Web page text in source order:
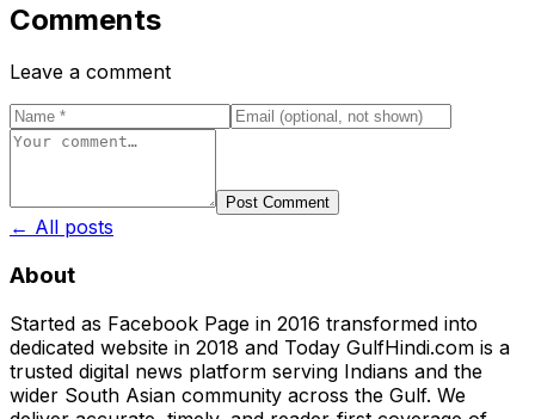
Comments
Leave a comment
Post Comment
← All posts
About
Started as Facebook Page in 2016 transformed into
dedicated website in 2018 and Today GulfHindi.com is a
trusted digital news platform serving Indians and the
wider South Asian community across the Gulf. We